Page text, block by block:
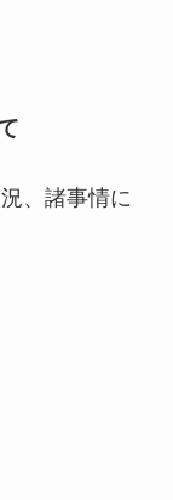
、諸事情に